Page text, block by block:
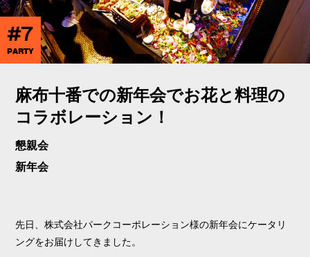
#7
PARTY
麻布十番での新年会でお花と料理の
コラボレーション！
懇親会
新年会
先日、株式会社パークコーポレーション様の新年会にケータリ
ングをお届けしてきました。